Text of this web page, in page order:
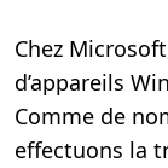
Chez
d’appareils
Comme de
effectuons la